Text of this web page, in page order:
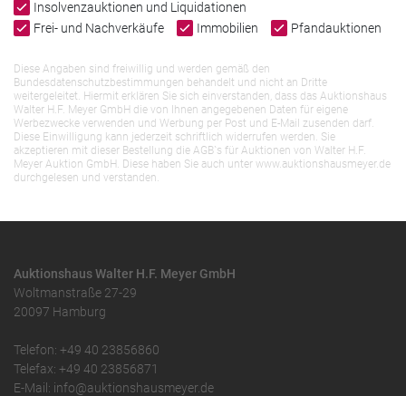
Insolvenzauktionen und Liquidationen
Frei- und Nachverkäufe
Immobilien Pfandauktionen
Diese Angaben sind freiwillig und werden gemäß den
Bundesdatenschutzbestimmungen behandelt und nicht an Dritte
weitergeleitet. Hiermit erklären Sie sich einverstanden, dass das Auktionshaus
Walter H.F. Meyer GmbH die von Ihnen angegebenen Daten für eigene
Werbezwecke verwenden und Werbung per Post und E-Mail zusenden darf.
Diese Einwilligung kann jederzeit schriftlich widerrufen werden. Sie
akzeptieren mit dieser Bestellung die AGB`s für Auktionen von Walter H.F.
Meyer Auktion GmbH. Diese haben Sie auch unter www.auktionshausmeyer.de
durchgelesen und verstanden.
Auktionshaus Walter H.F. Meyer GmbH
Woltmanstraße 27-29
20097 Hamburg
Telefon: +49 40 23856860
Telefax: +49 40 23856871
E-Mail: info@auktionshausmeyer.de